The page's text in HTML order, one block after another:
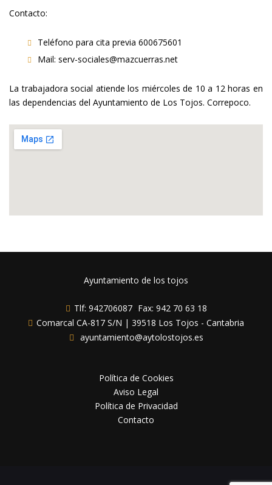
Contacto:
Teléfono para cita previa 600675601
Mail:serv-sociales@mazcuerras.net
La trabajadora social atiende los miércoles de 10 a 12 horas en
las dependencias del Ayuntamiento de Los Tojos. Correpoco.
Ayuntamiento de los tojos
Tlf: 942706087- Fax: 942 70 63 18
Comarcal CA-817 S/N | 39518 Los Tojos - Cantabria
ayuntamiento@aytolostojos.es
Política de Cookies
Aviso Legal
Política de Privacidad
Contacto